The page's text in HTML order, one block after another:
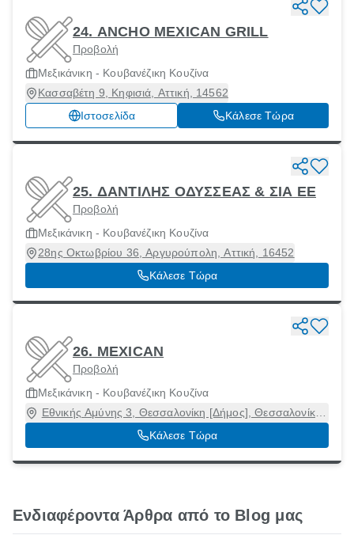
24. ANCHO MEXICAN GRILL
Προβολή
Μεξικάνικη - Κουβανέζικη Κουζίνα
Κασσαβέτη 9, Κηφισιά, Αττική, 14562
Ιστοσελίδα
Κάλεσε Τώρα
25. ΔΑΝΤΙΛΗΣ ΟΔΥΣΣΕΑΣ & ΣΙΑ ΕΕ
Προβολή
Μεξικάνικη - Κουβανέζικη Κουζίνα
28ης Οκτωβρίου 36, Αργυρούπολη, Αττική, 16452
Κάλεσε Τώρα
26. MEXICAN
Προβολή
Μεξικάνικη - Κουβανέζικη Κουζίνα
Εθνικής Αμύνης 3, Θεσσαλονίκη [Δήμος], Θεσσαλονίκη,
54621
Κάλεσε Τώρα
Ενδιαφέροντα Άρθρα από το Blog μας